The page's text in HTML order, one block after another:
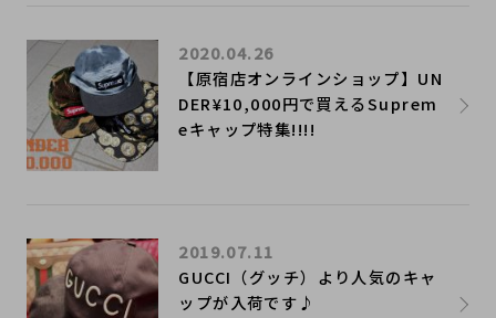
​【原宿店オンラインショップ】UN
DER¥10,000円で買えるSuprem
eキャップ特集!!!!
2020.04.26
GUCCI（グッチ）より人気のキャ
ップが入荷です♪
2019.07.11